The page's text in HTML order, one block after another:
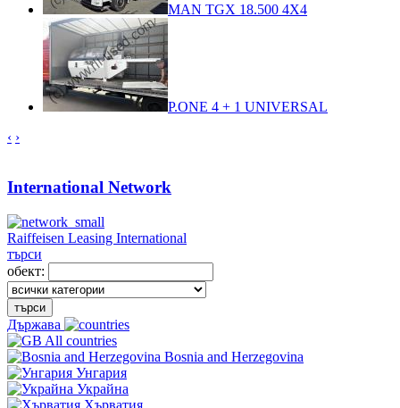
MAN TGX 18.500 4X4
P.ONE 4 + 1 UNIVERSAL
‹ ›
International Network
Raiffeisen Leasing International
търси
обект:
търси
Държава
All countries
Bosnia and Herzegovina
Унгария
Украйна
Хърватия